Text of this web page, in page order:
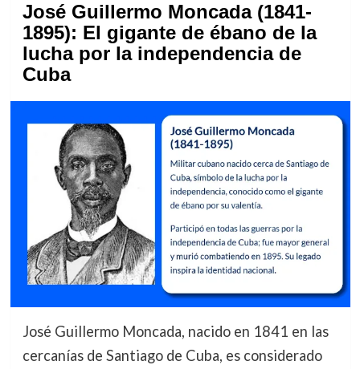
José Guillermo Moncada (1841-
1895): El gigante de ébano de la
lucha por la independencia de
Cuba
José Guillermo Moncada, nacido en 1841 en las
cercanías de Santiago de Cuba, es considerado